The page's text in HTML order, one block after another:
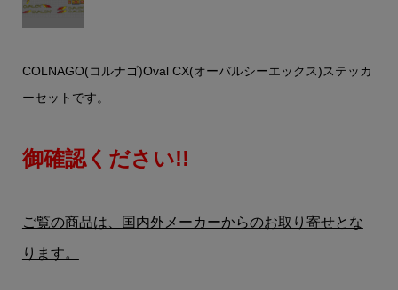
COLNAGO(コルナゴ)Oval CX(オーバルシーエックス)ステッカ
ーセットです。
御確認ください!!
ご覧の商品は、国内外メーカーからのお取り寄せとな
ります。